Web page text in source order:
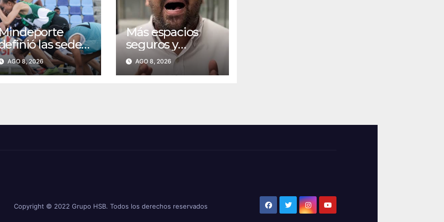
las sedes
para
atletismo de
AGO 8, 2026
Más espacios
seguros y
restringidos para
el 7 de agosto
AGO 8, 2026
Copyright © 2022 Grupo HSB. Todos los derechos reservados